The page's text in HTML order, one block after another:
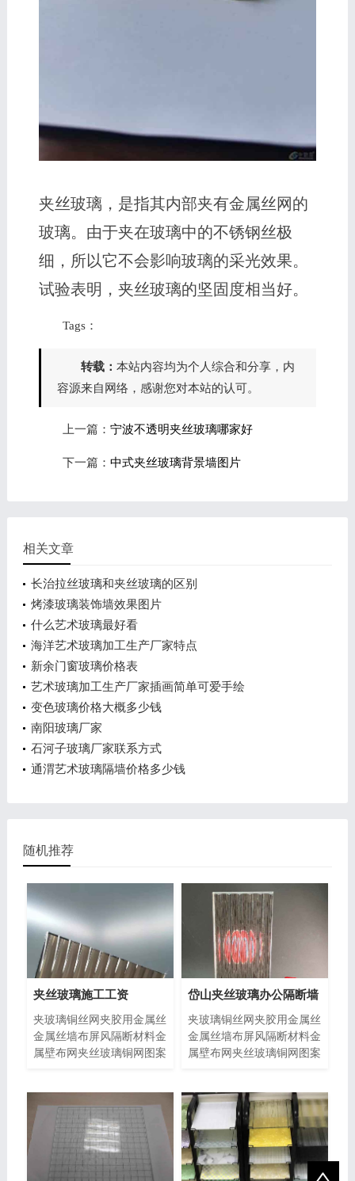
夹丝玻璃，是指其内部夹有金属丝网的
玻璃。由于夹在玻璃中的不锈钢丝极
细，所以它不会影响玻璃的采光效果。
试验表明，夹丝玻璃的坚固度相当好。
Tags：
转载： 本站内容均为个人综合和分享，内
容源来自网络，感谢您对本站的认可。
上一篇： 宁波不透明夹丝玻璃哪家好
下一篇： 中式夹丝玻璃背景墙图片
相关文章
长治拉丝玻璃和夹丝玻璃的区别
烤漆玻璃装饰墙效果图片
什么艺术玻璃最好看
海洋艺术玻璃加工生产厂家特点
新余门窗玻璃价格表
艺术玻璃加工生产厂家插画简单可爱手绘
变色玻璃价格大概多少钱
南阳玻璃厂家
石河子玻璃厂家联系方式
通渭艺术玻璃隔墙价格多少钱
随机推荐
夹丝玻璃施工工资
夹玻璃铜丝网夹胶用金属丝
金属丝墙布屏风隔断材料金
属壁布网夹丝玻璃铜网图案
岱山夹丝玻璃办公隔断墙
夹玻璃铜丝网夹胶用金属丝
金属丝墙布屏风隔断材料金
属壁布网夹丝玻璃铜网图案